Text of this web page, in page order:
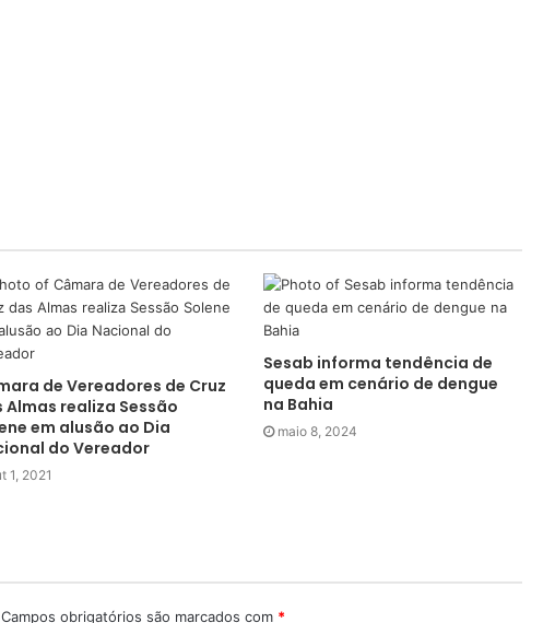
de Vereadores de Cruz
Almas realiza Sessão
em alusão ao Dia
do Vereador
1, 2021
Sesab informa tendência de
queda em cenário de dengue
na Bahia
maio 8, 2024
Campos obrigatórios são marcados com *